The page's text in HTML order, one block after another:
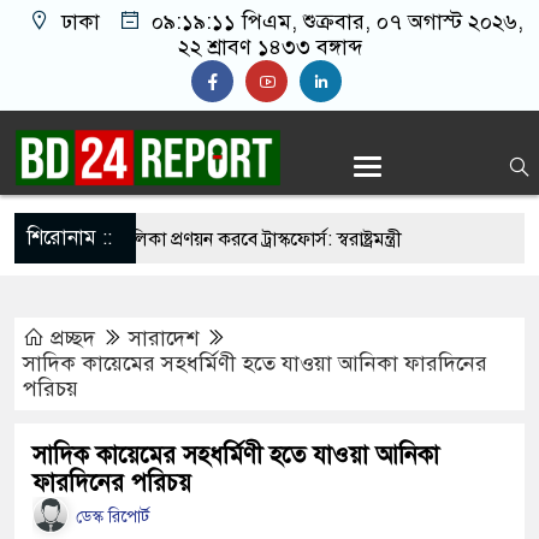
ঢাকা ০৯:১৯:১২ পিএম, শুক্রবার, ০৭ অগাস্ট ২০২৬,
২২ শ্রাবণ ১৪৩৩ বঙ্গাব্দ
শিরোনাম ::তালিকা প্রণয়ন করবে ট্রাস্কফোর্স: স্বরাষ্ট্রমন্ত্রী
নয়, জাতির দায়িত্ব নিতে হবে ওলামায়ে
থেকে খুলে ফেলা হচ্ছে মাইক, শুভেন্দু বলছেন-
প্রচ্ছদ
সারাদেশ
সাদিক কায়েমের সহধর্মিণী হতে যাওয়া আনিকা ফারদিনের
পরিচয়
সাদিক কায়েমের সহধর্মিণী হতে যাওয়া আনিকা
ফারদিনের পরিচয়
ডেস্ক রিপোর্ট